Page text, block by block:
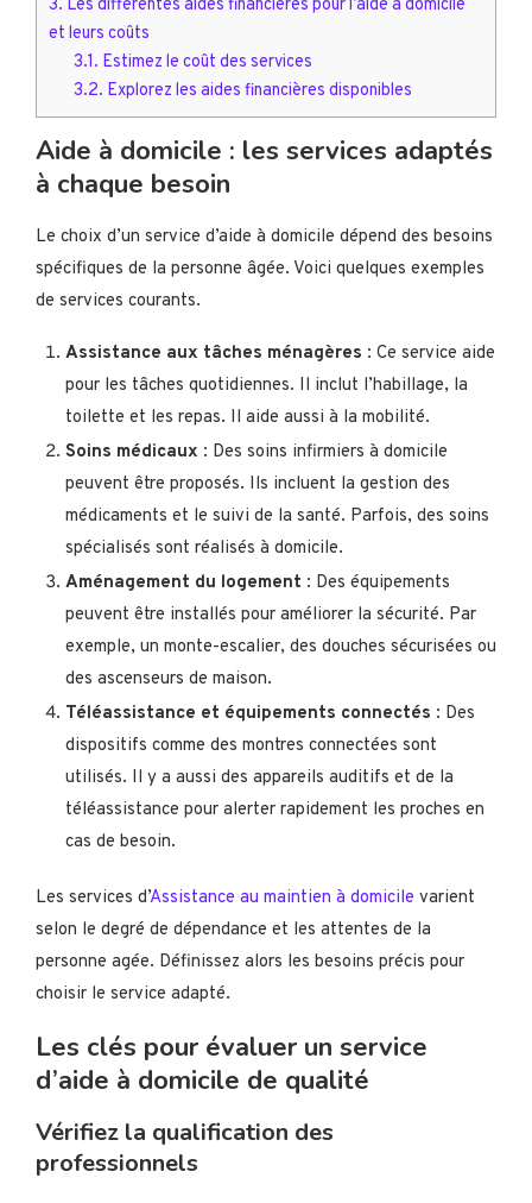
3. Les différentes aides financières pour l’aide à domicile
et leurs coûts
3.1. Estimez le coût des services
3.2. Explorez les aides financières disponibles
Aide à domicile : les services adaptés
à chaque besoin
Le choix d’un service d’aide à domicile dépend des besoins
spécifiques de la personne âgée. Voici quelques exemples
de services courants.
Assistance aux tâches ménagères : Ce service aide
pour les tâches quotidiennes. Il inclut l’habillage, la
toilette et les repas. Il aide aussi à la mobilité.
Soins médicaux : Des soins infirmiers à domicile
peuvent être proposés. Ils incluent la gestion des
médicaments et le suivi de la santé. Parfois, des soins
spécialisés sont réalisés à domicile.
Aménagement du logement : Des équipements
peuvent être installés pour améliorer la sécurité. Par
exemple, un monte-escalier, des douches sécurisées ou
des ascenseurs de maison.
Téléassistance et équipements connectés : Des
dispositifs comme des montres connectées sont
utilisés. Il y a aussi des appareils auditifs et de la
téléassistance pour alerter rapidement les proches en
cas de besoin.
Les services d’Assistance au maintien à domicile varient
selon le degré de dépendance et les attentes de la
personne agée. Définissez alors les besoins précis pour
choisir le service adapté.
Les clés pour évaluer un service
d’aide à domicile de qualité
Vérifiez la qualification des
professionnels